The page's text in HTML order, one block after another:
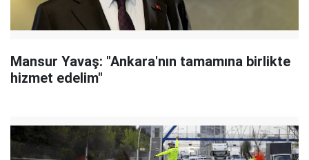
Mansur Yavaş: "Ankara'nın tamamına birlikte
hizmet edelim"